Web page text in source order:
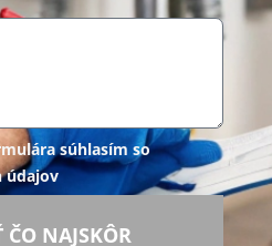
súhlasím so
údajov
ČO NAJSKÔR